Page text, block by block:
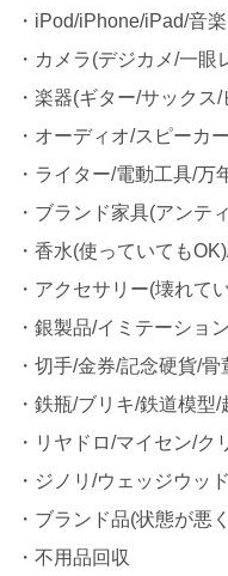
・iPod/iPhone/iPad/音
・カメラ(デジカメ/一
・楽器(ギター/サックス
・オーディオ/スピーカ
・ライター/電動工具/万
・ブランド家具(アンテ
・香水(使っていても
・アクセサリー(壊れて
・銀製品/イミテーショ
・切手/金券/記念硬貨/
・鉄瓶/ブリキ/鉄道模型
・リヤドロ/マイセン/ク
・ジノリ/ウェッジウッ
・ブランド品(状態が悪
・不用品回収